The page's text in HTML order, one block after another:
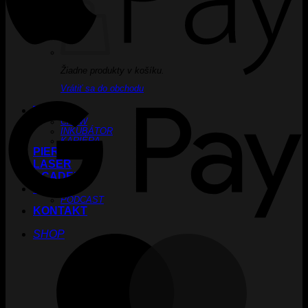
Žiadne produkty v košíku.
Vrátiť sa do obchodu
TATTOO
CREW
INKUBÁTOR
KARIÉRA
PIERCING
LASER
ACADEMY
PODCAST
KONTAKT
SHOP